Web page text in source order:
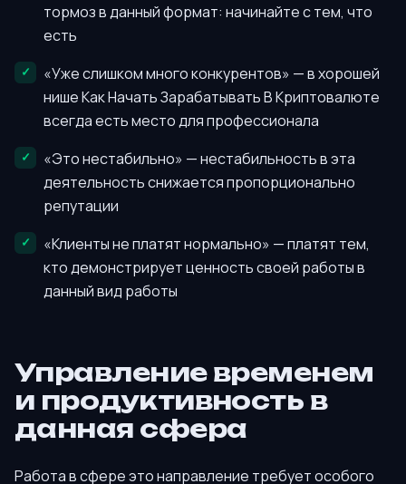
тормоз в данный формат: начинайте с тем, что
есть
«Уже слишком много конкурентов» — в хорошей
нише Как Начать Зарабатывать В Криптовалюте
всегда есть место для профессионала
«Это нестабильно» — нестабильность в эта
деятельность снижается пропорционально
репутации
«Клиенты не платят нормально» — платят тем,
кто демонстрирует ценность своей работы в
данный вид работы
Управление временем
и продуктивность в
данная сфера
Работа в сфере это направление требует особого